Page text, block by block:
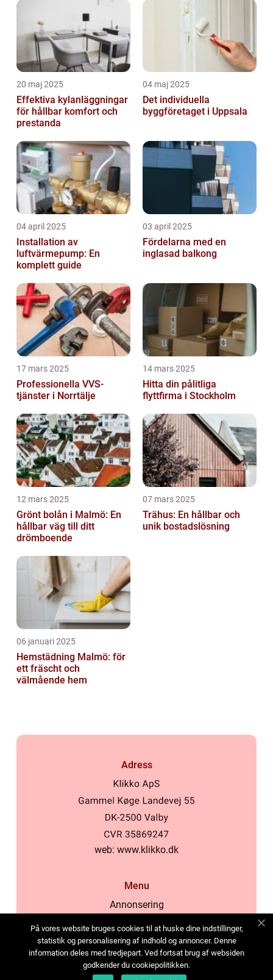
20 maj 2025
Effektiva kylanläggningar
för hållbar komfort och
prestanda
04 maj 2025
Det individuella
byggföretaget i Uppsala
04 april 2025
Installation av
luftvärmepump: En
komplett guide
03 april 2025
Fördelarna med en
inglasad balkong
17 mars 2025
Professionella VVS-
tjänster i Norrtälje
14 mars 2025
Hitta din pålitliga
flyttfirma i Stockholm
12 mars 2025
Grönt bolån i Malmö: En
hållbar väg till ditt
drömboende
07 mars 2025
Trähus: En hållbar och
unik bostadslösning
06 januari 2025
Hemstädning Malmö: för
ett fräscht och
välmående hem
Adress
web: www.klikko.dk
Menu
Annonsering
Cookies
Kontakta oss
Sitemap
På vores website bruges cookies til at huske dine indstillinger,
statistik og personalisering af indhold og annoncer. Denne
information deles med tredjepart. Ved fortsat brug af websiden
godkender du cookiepolitikken.